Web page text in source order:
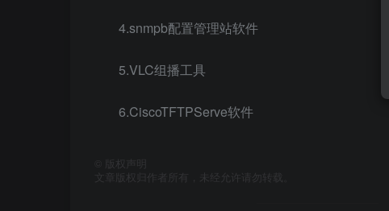
4.snmpb配置管理站软件
5.VLC组播工具
6.CiscoTFTPServe软件
版权声明
文章版权归作者所有，未经允许请勿转载。